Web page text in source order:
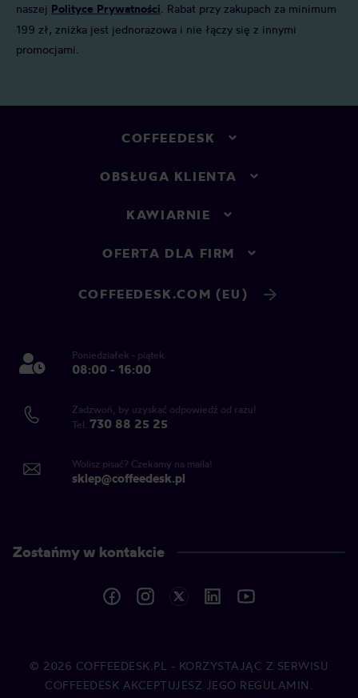
naszej Polityce Prywatności . Rabat przy zakupach za minimum
199 zł, zniżka jest jednorazowa i nie łączy się z innymi
promocjami.
COFFEEDESK
OBSŁUGA KLIENTA
KAWIARNIE
OFERTA DLA FIRM
COFFEEDESK.COM (EU)
Poniedziałek - piątek
08:00 - 16:00
Zadzwoń, by uzyskać odpowiedź od razu!
Tel. 730 88 25 25
Wolisz pisać? Czekamy na maila!
sklep@coffeedesk.pl
Zostańmy w kontakcie
© 2026 COFFEEDESK.PL
- KORZYSTAJĄC Z SERWISU
COFFEEDESK AKCEPTUJESZ JEGO REGULAMIN.